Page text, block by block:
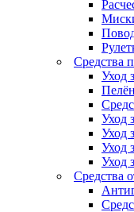
Средства
Уход
Уход
Уход
Уход
Уход
Средства